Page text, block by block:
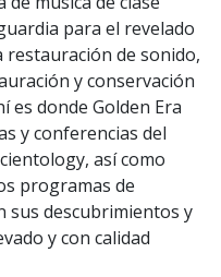
para el revelado
restauración de sonido,
y conservación
es donde Golden Era
y conferencias del
así como
programas de
sus descubrimientos y
y con calidad